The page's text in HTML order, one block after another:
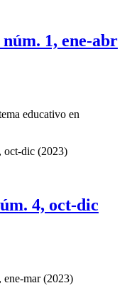
1, ene-abr
educativo en
4, oct-dic